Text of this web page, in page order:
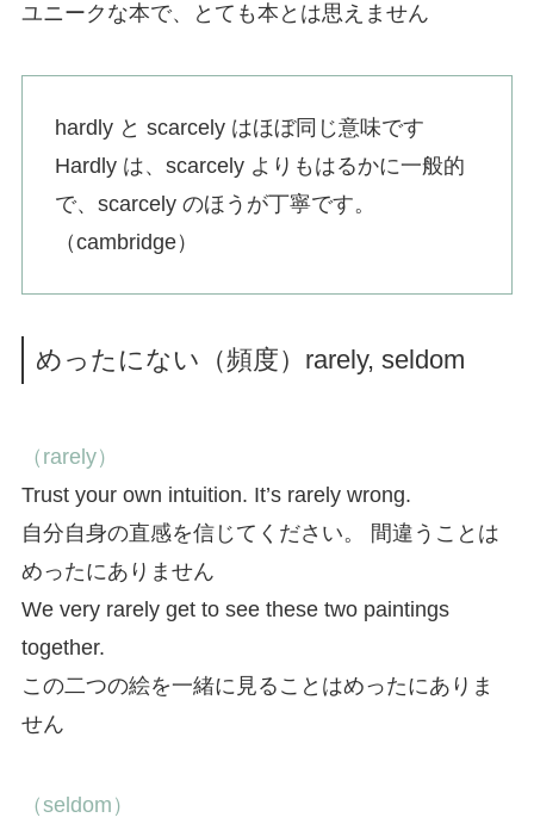
ユニークな本で、とても本とは思えません
hardly と scarcely はほぼ同じ意味です
Hardly は、scarcely よりもはるかに一般的
で、scarcely のほうが丁寧です。
（cambridge）
めったにない（頻度）rarely, seldom
（rarely）
Trust your own intuition. It’s rarely wrong.
自分自身の直感を信じてください。 間違うことは
めったにありません
We very rarely get to see these two paintings
together.
この二つの絵を一緒に見ることはめったにありま
せん
（seldom）